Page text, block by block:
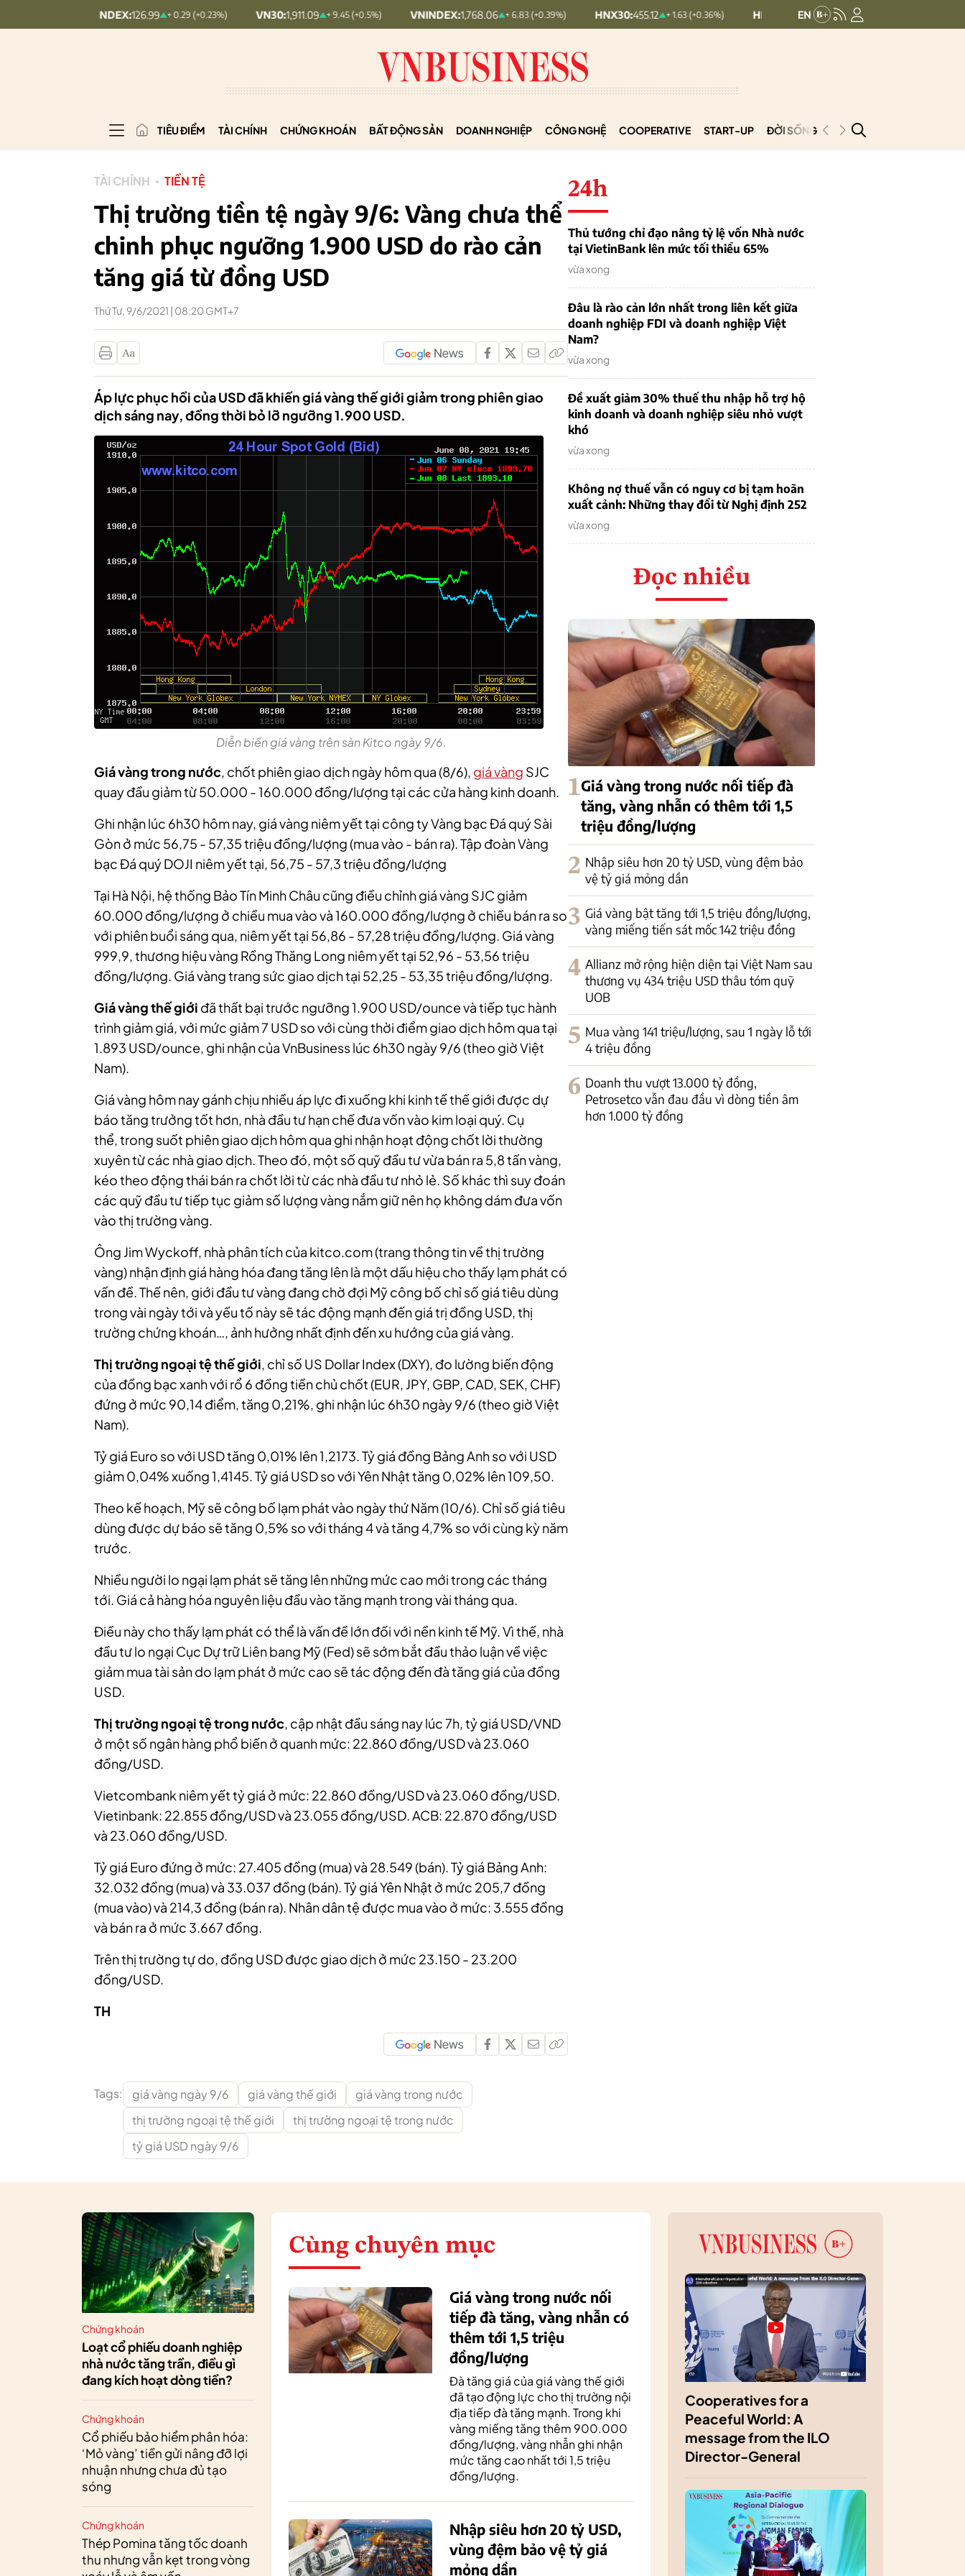
126.99 + 0.29 (+0.23%) VN30: 1,911.09 + 9.45 (+0.5%) VNINDEX: 1,768.06 + 6.83 (+0.39%) HNX30: 455.12 + 1.63 (+0.36%) HNXINDEX:293.44 + 0.25 (+0.09%)
TIÊU ĐIỂM TÀI CHÍNH CHỨNG KHOÁN BẤT ĐỘNG SẢN DOANH NGHIỆP CÔNG NGHỆ COOPERATIVE START-UP ĐỜI SỐNG PODCAST
TÀI CHÍNH TIỀN TỆ
Thị trường tiền tệ ngày 9/6: Vàng chưa thể
chinh phục ngưỡng 1.900 USD do rào cản
tăng giá từ đồng USD
Thứ Tư, 9/6/2021 | 08:20 GMT+7
Áp lực phục hồi của USD đã khiến giá vàng thế giới giảm trong phiên giao
dịch sáng nay, đồng thời bỏ lỡ ngưỡng 1.900 USD.
Diễn biến giá vàng trên sàn Kitco ngày 9/6.
Giá vàng trong nước, chốt phiên giao dịch ngày hôm qua (8/6), giá vàng SJC
quay đầu giảm từ 50.000 - 160.000 đồng/lượng tại các cửa hàng kinh doanh.
Ghi nhận lúc 6h30 hôm nay, giá vàng niêm yết tại công ty Vàng bạc Đá quý Sài
Gòn ở mức 56,75 - 57,35 triệu đồng/lượng (mua vào - bán ra). Tập đoàn Vàng
bạc Đá quý DOJI niêm yết tại, 56,75 - 57,3 triệu đồng/lượng
Tại Hà Nội, hệ thống Bảo Tín Minh Châu cũng điều chỉnh giá vàng SJC giảm
60.000 đồng/lượng ở chiều mua vào và 160.000 đồng/lượng ở chiều bán ra so
với phiên buổi sáng qua, niêm yết tại 56,86 - 57,28 triệu đồng/lượng. Giá vàng
999,9, thương hiệu vàng Rồng Thăng Long niêm yết tại 52,96 - 53,56 triệu
đồng/lượng. Giá vàng trang sức giao dịch tại 52,25 - 53,35 triệu đồng/lượng.
Giá vàng thế giới đã thất bại trước ngưỡng 1.900 USD/ounce và tiếp tục hành
trình giảm giá, với mức giảm 7 USD so với cùng thời điểm giao dịch hôm qua tại
1.893 USD/ounce, ghi nhận của VnBusiness lúc 6h30 ngày 9/6 (theo giờ Việt
Nam).
Giá vàng hôm nay gánh chịu nhiều áp lực đi xuống khi kinh tế thế giới được dự
báo tăng trưởng tốt hơn, nhà đầu tư hạn chế đưa vốn vào kim loại quý. Cụ
thể,trong suốt phiên giao dịch hôm qua ghi nhận hoạt động chốt lời thường
xuyên từ các nhà giao dịch. Theo đó, một số quỹ đầu tư vừa bán ra 5,8 tấn vàng,
kéo theo động thái bán ra chốt lời từ các nhà đầu tư nhỏ lẻ. Số khác thì suy đoán
các quỹ đầu tư tiếp tục giảm số lượng vàng nắm giữ nên họ không dám đưa vốn
vào thị trường vàng.
Ông Jim Wyckoff, nhà phân tích của kitco.com (trang thông tin về thị trường
vàng) nhận định giá hàng hóa đang tăng lên là một dấu hiệu cho thấy lạm phát có
vấn đề. Thế nên, giới đầu tư vàng đang chờ đợi Mỹ công bố chỉ số giá tiêu dùng
trong vài ngày tới và yếu tố này sẽ tác động mạnh đến giá trị đồng USD, thị
trường chứng khoán…, ảnh hưởng nhất định đến xu hướng của giá vàng.
Thị trường ngoại tệ thế giới, chỉ số US Dollar Index (DXY), đo lường biến động
của đồng bạc xanh với rổ 6 đồng tiền chủ chốt (EUR, JPY, GBP, CAD, SEK, CHF)
đứng ở mức 90,14 điểm, tăng 0,21%, ghi nhận lúc 6h30 ngày 9/6 (theo giờ Việt
Nam).
Tỷ giá Euro so với USD tăng 0,01% lên 1,2173. Tỷ giá đồng Bảng Anh so với USD
giảm 0,04% xuống 1,4145. Tỷ giá USD so với Yên Nhật tăng 0,02% lên 109,50.
Theo kế hoạch, Mỹ sẽ công bố lạm phát vào ngày thứ Năm (10/6). Chỉ số giá tiêu
dùng được dự báo sẽ tăng 0,5% so với tháng 4 và tăng 4,7% so với cùng kỳ năm
trước.
Nhiều người lo ngại lạm phát sẽ tăng lên những mức cao mới trong các tháng
tới. Giá cả hàng hóa nguyên liệu đầu vào tăng mạnh trong vài tháng qua.
Điều này cho thấy lạm phát có thể là vấn đề lớn đối với nền kinh tế Mỹ. Vì thế, nhà
đầu tư lo ngại Cục Dự trữ Liên bang Mỹ (Fed) sẽ sớm bắt đầu thảo luận về việc
giảm mua tài sản do lạm phát ở mức cao sẽ tác động đến đà tăng giá của đồng
USD.
Thị trường ngoại tệ trong nước, cập nhật đầu sáng nay lúc 7h, tỷ giá USD/VND
ở một số ngân hàng phổ biến ở quanh mức: 22.860 đồng/USD và 23.060
đồng/USD.
Vietcombank niêm yết tỷ giá ở mức: 22.860 đồng/USD và 23.060 đồng/USD.
Vietinbank: 22.855 đồng/USD và 23.055 đồng/USD. ACB: 22.870 đồng/USD
và 23.060 đồng/USD.
Tỷ giá Euro đứng ở mức: 27.405 đồng (mua) và 28.549 (bán). Tỷ giá Bảng Anh:
32.032 đồng (mua) và 33.037 đồng (bán). Tỷ giá Yên Nhật ở mức 205,7 đồng
(mua vào) và 214,3 đồng (bán ra). Nhân dân tệ được mua vào ở mức: 3.555 đồng
và bán ra ở mức 3.667 đồng.
Trên thị trường tự do, đồng USD được giao dịch ở mức 23.150 - 23.200
đồng/USD.
TH
Tags: giá vàng ngày 9/6 giá vàng thế giới
giá vàng trong nước
thị trường ngoại tệ thế giới
thị trường ngoại tệ trong nước
tỷ giá USD ngày 9/6
24h
Thủ tướng chỉ đạo nâng tỷ lệ vốn Nhà nước
tại VietinBank lên mức tối thiểu 65%
vừa xong
Đâu là rào cản lớn nhất trong liên kết giữa
doanh nghiệp FDI và doanh nghiệp Việt
Nam?
vừa xong
Đề xuất giảm 30% thuế thu nhập hỗ trợ hộ
kinh doanh và doanh nghiệp siêu nhỏ vượt
khó
vừa xong
Không nợ thuế vẫn có nguy cơ bị tạm hoãn
xuất cảnh: Những thay đổi từ Nghị định 252
vừa xong
Đọc nhiều
1Giá vàng trong nước nối tiếp đà
tăng, vàng nhẫn có thêm tới 1,5
triệu đồng/lượng
2 Nhập siêu hơn 20 tỷ USD, vùng đệm bảo
vệ tỷ giá mỏng dần
3 Giá vàng bật tăng tới 1,5 triệu đồng/lượng,
vàng miếng tiến sát mốc 142 triệu đồng
4 Allianz mở rộng hiện diện tại Việt Nam sau
thương vụ 434 triệu USD thâu tóm quỹ
UOB
5 Mua vàng 141 triệu/lượng, sau 1 ngày lỗ tới
4 triệu đồng
6 Doanh thu vượt 13.000 tỷ đồng,
Petrosetco vẫn đau đầu vì dòng tiền âm
hơn 1.000 tỷ đồng
Chứng khoán
Loạt cổ phiếu doanh nghiệp
nhà nước tăng trần, điều gì
đang kích hoạt dòng tiền?
Chứng khoán
Cổ phiếu bảo hiểm phân hóa:
‘Mỏ vàng’ tiền gửi nâng đỡ lợi
nhuận nhưng chưa đủ tạo
sóng
Chứng khoán
Thép Pomina tăng tốc doanh
thu nhưng vẫn kẹt trong vòng
Cùng chuyên mục
Giá vàng trong nước nối
tiếp đà tăng, vàng nhẫn có
thêm tới 1,5 triệu
đồng/lượng
Đà tăng giá của giá vàng thế giới
đã tạo động lực cho thị trường nội
địa tiếp đà tăng mạnh. Trong khi
vàng miếng tăng thêm 900.000
đồng/lượng, vàng nhẫn ghi nhận
mức tăng cao nhất tới 1,5 triệu
đồng/lượng.
Nhập siêu hơn 20 tỷ USD,
vùng đệm bảo vệ tỷ giá
mỏng dần
Cooperatives for a
Peaceful World: A
message from the ILO
Director-General